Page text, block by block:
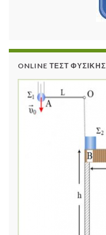
ONLINE ΤΕΣΤ ΦΥΣΙΚΉΣ